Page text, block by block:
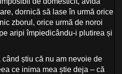
dornică să lase în urmă orice
zborul, orice urmă de noroi
aripi împiedicându-i plutirea și
știu că nu am nevoie de
ce inima mea știe deja – că